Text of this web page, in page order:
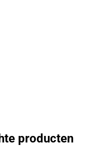
producten